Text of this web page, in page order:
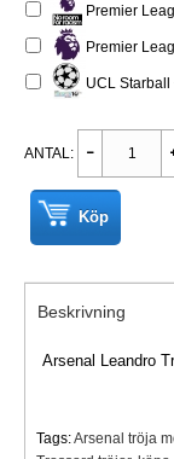
Premier
Premier
UCL Starball
ANTAL:
Köp
Beskrivning
Arsenal Leandro
Tags:Arsenal tröja